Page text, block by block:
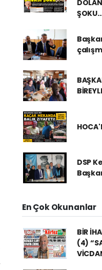
DSP
En Çok Okunanlar
BİR
(4)